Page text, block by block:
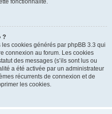
fonctionnalité.
?
cookies générés par phpBB 3.3 qui
connexion au forum. Les cookies
des messages (s’ils sont lus ou
a été activée par un administrateur
récurrents de connexion et de
les cookies.